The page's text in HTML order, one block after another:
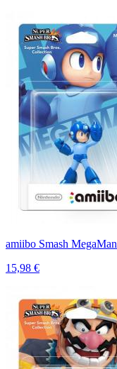
amiibo Smash MegaMan
15,98 €